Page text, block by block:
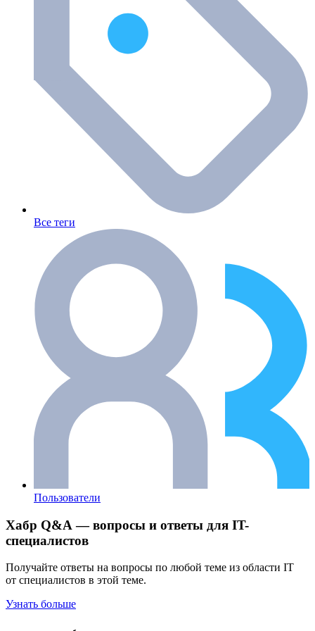
Все теги
Пользователи
Хабр Q&A — вопросы и ответы для IT-
специалистов
Получайте ответы на вопросы по любой теме из области IT
от специалистов в этой теме.
Узнать больше